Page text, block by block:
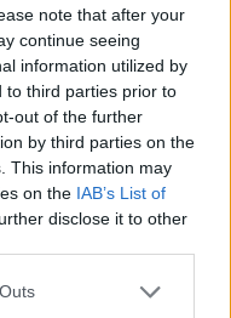
note that after your
continue seeing
information utilized by
to third parties prior to
out of the further
by third parties on the
This information may
on the IAB’s List of
disclose it to other
de Artes e Ofícios”
e inovação como
e cultural” do
estrangeiro e
do crescimento da
sobre comércio